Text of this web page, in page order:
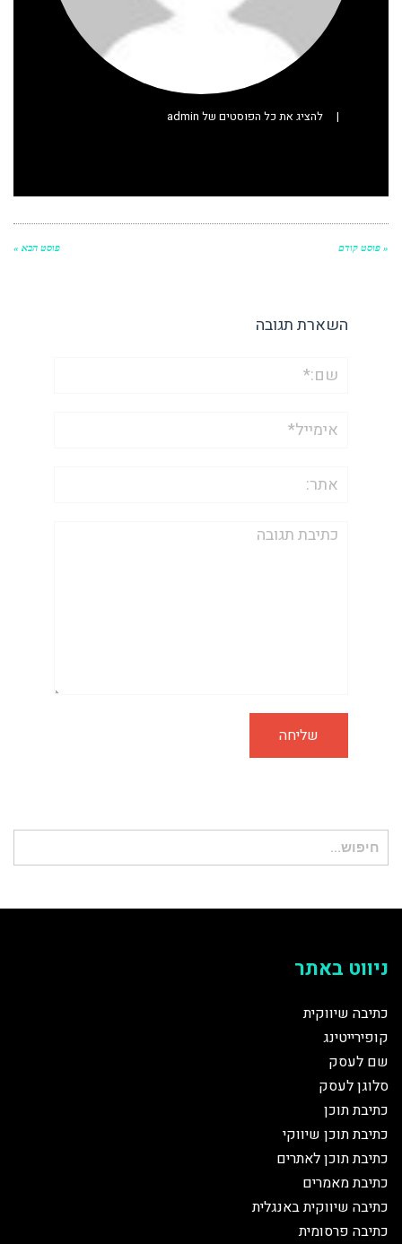
| להציג את כל הפוסטים של admin
« פוסט קודם פוסט הבא »
השארת תגובה
אימייל*
תגובה
עבור:
ניווט באתר
כתיבה שיווקית
קופירייטינג
שם לעסק
סלוגן לעסק
כתיבת תוכן
כתיבת תוכן שיווקי
כתיבת תוכן לאתרים
כתיבת מאמרים
כתיבה שיווקית באנגלית
כתיבה פרסומית